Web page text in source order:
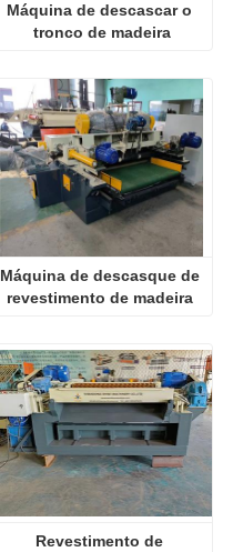
Máquina de descascar o
tronco de madeira
Máquina de descasque de
revestimento de madeira
Revestimento de